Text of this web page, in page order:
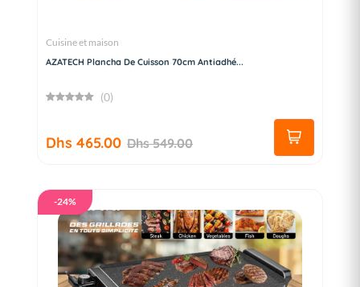
Cuisine et maison
AZATECH Plancha De Cuisson 70cm Antiadhé...
(0)
Dhs 465.00 Dhs 549.00
-24%